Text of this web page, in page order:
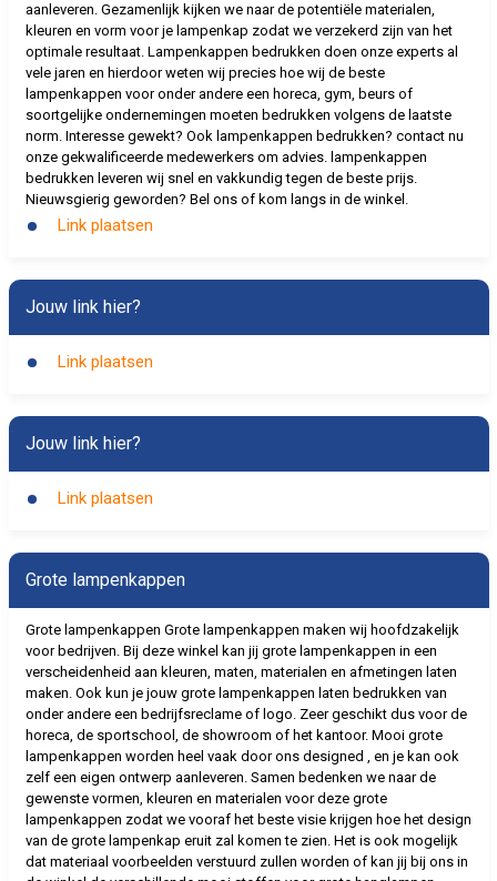
aanleveren. Gezamenlijk kijken we naar de potentiële materialen,
kleuren en vorm voor je lampenkap zodat we verzekerd zijn van het
optimale resultaat. Lampenkappen bedrukken doen onze experts al
vele jaren en hierdoor weten wij precies hoe wij de beste
lampenkappen voor onder andere een horeca, gym, beurs of
soortgelijke ondernemingen moeten bedrukken volgens de laatste
norm. Interesse gewekt? Ook lampenkappen bedrukken? contact nu
onze gekwalificeerde medewerkers om advies. lampenkappen
bedrukken leveren wij snel en vakkundig tegen de beste prijs.
Nieuwsgierig geworden? Bel ons of kom langs in de winkel.
Link plaatsen
Jouw link hier?
Link plaatsen
Jouw link hier?
Link plaatsen
Grote lampenkappen
Grote lampenkappen Grote lampenkappen maken wij hoofdzakelijk
voor bedrijven. Bij deze winkel kan jij grote lampenkappen in een
verscheidenheid aan kleuren, maten, materialen en afmetingen laten
maken. Ook kun je jouw grote lampenkappen laten bedrukken van
onder andere een bedrijfsreclame of logo. Zeer geschikt dus voor de
horeca, de sportschool, de showroom of het kantoor. Mooi grote
lampenkappen worden heel vaak door ons designed , en je kan ook
zelf een eigen ontwerp aanleveren. Samen bedenken we naar de
gewenste vormen, kleuren en materialen voor deze grote
lampenkappen zodat we vooraf het beste visie krijgen hoe het design
van de grote lampenkap eruit zal komen te zien. Het is ook mogelijk
dat materiaal voorbeelden verstuurd zullen worden of kan jij bij ons in